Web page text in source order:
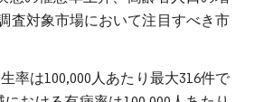
査対象市場において注目すべき市
率は100,000人あたり最大316件で